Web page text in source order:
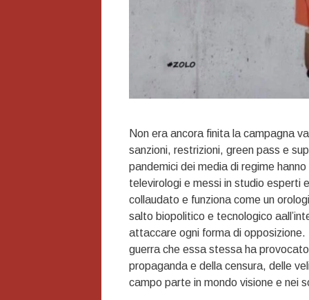
Non era ancora finita la campagna
sanzioni, restrizioni, green pass e
pandemici dei media di regime
televirologi e messi in studio esperti
collaudato e funziona come un
salto biopolitico e tecnologico
attaccare ogni forma di opposizione.
guerra che essa stessa ha
propaganda e della censura, delle
campo parte in mondo visione e nei